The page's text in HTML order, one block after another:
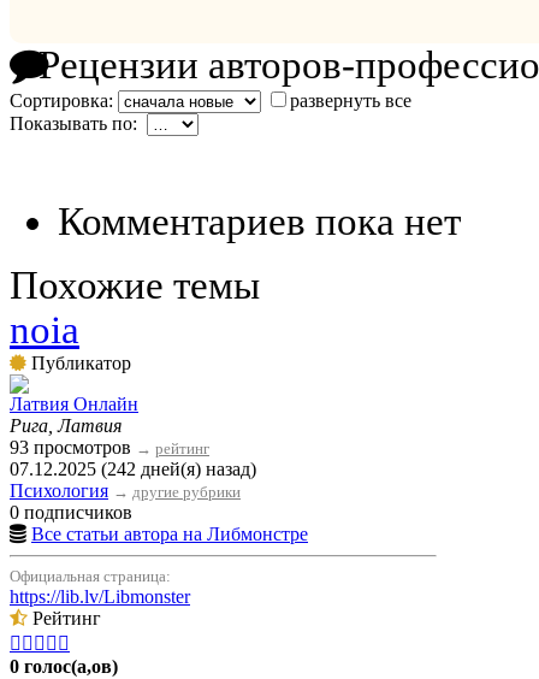
Рецензии авторов-
Сортировка:
развернуть все
Показывать по:
Комментариев пока нет
Похожие темы
noia
Публикатор
Латвия Онлайн
Рига, Латвия
93 просмотров → рейтинг
07.12.2025 (242 дней(я) назад)
Психология → другие рубрики
0 подписчиков
Все статьи автора на Либмонстре
Официальная страница:
https://lib.lv/Libmonster
Рейтинг
    
0 голос(а,ов)